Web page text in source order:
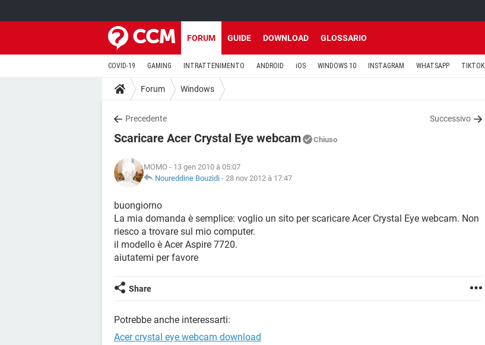
FORUM GUIDE DOWNLOAD GLOSSARIO
COVID-19 GAMING INTRATTENIMENTO ANDROID iOS WINDOWS 10 INSTAGRAM WHATSAPP TIKTOK
Forum Windows
Precedente Successivo
Scaricare Acer Crystal Eye webcam Chiuso
MOMO - 13 gen 2010 à 05:07
Noureddine Bouzidi - 28 nov 2012 à 17:47
buongiorno
La mia domanda è semplice: voglio un sito per scaricare Acer Crystal Eye webcam. Non
riesco a trovare sul mio computer.
il modello è Acer Aspire 7720.
aiutatemi per favore
Share
Potrebbe anche interessarti:
Acer crystal eye webcam download